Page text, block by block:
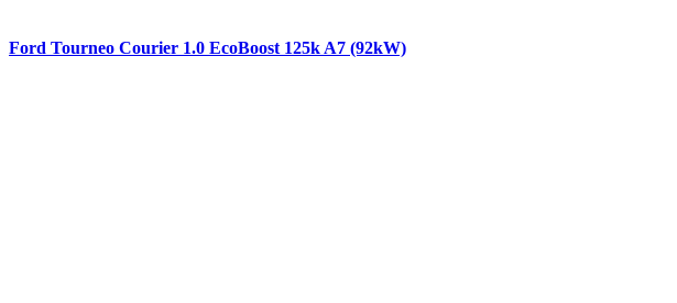
Ford Tourneo Courier 1.0 EcoBoost 125k A7 (92kW)